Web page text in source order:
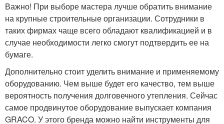
Важно! При выборе мастера лучше обратить внимание
на крупные строительные организации. Сотрудники в
таких фирмах чаще всего обладают квалификацией и в
случае необходимости легко смогут подтвердить ее на
бумаге.
Дополнительно стоит уделить внимание и применяемому
оборудованию. Чем выше будет его качество, тем выше
вероятность получения долговечного утепления. Сейчас
самое продвинутое оборудование выпускает компания
GRACO. У этого бренда можно найти инструменты для